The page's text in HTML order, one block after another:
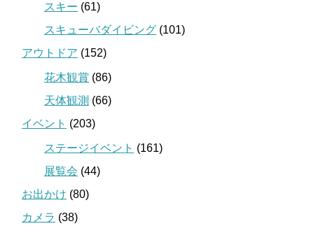
スキー (61)
スキューバダイビング (101)
アウトドア (152)
花木観賞 (86)
天体観測 (66)
イベント (203)
ステージイベント (161)
展覧会 (44)
お出かけ (80)
カメラ (38)